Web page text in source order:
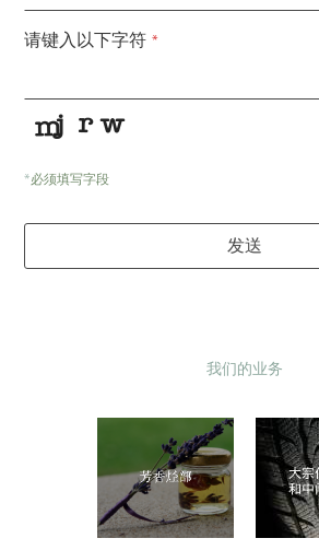
请键入以下字符 *
*必须填写字段
Your
发送
我们的业务